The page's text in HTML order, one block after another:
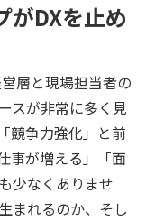
がDXを止め
層と現場担当者の
スが非常に多く見
競争力強化」と前
事が増える」「面
少なくありませ
まれるのか、そし